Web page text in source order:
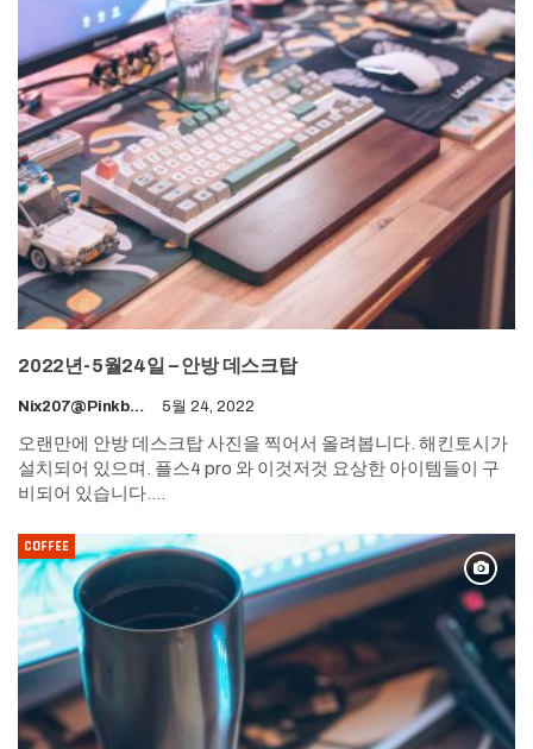
2022년-5월24일 – 안방 데스크탑
Nix207@pinkboy.org 5월 24, 2022
오랜만에 안방 데스크탑 사진을 찍어서 올려봅니다. 해킨토시가
설치되어 있으며. 플스4 pro 와 이것저것 요상한 아이템들이 구
비되어 있습니다.
COFFEE